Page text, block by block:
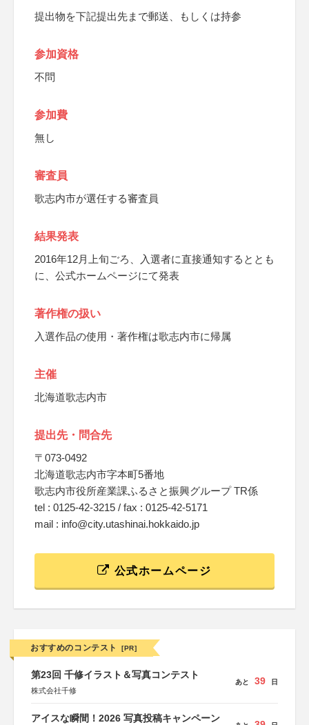
提出物を下記提出先まで郵送、もしくは持参
参加資格
不問
参加費
無し
審査員
歌志内市が選任する審査員
結果発表
2016年12月上旬ごろ、入選者に直接通知するととも
に、公式ホームページにて発表
著作権の扱い
入選作品の使用・著作権は歌志内市に帰属
主催
北海道歌志内市
提出先・問合先
〒073-0492
北海道歌志内市字本町5番地
歌志内市役所産業課ふるさと振興グループ TR係
tel : 0125-42-3215 / fax : 0125-42-5171
mail : info@city.utashinai.hokkaido.jp
公式ホームページ
おすすめのコンテスト [PR]
第23回 千修イラスト＆写真コンテスト
株式会社千修
あと 39 日
アイスな瞬間！2026 写真投稿キャンペーン